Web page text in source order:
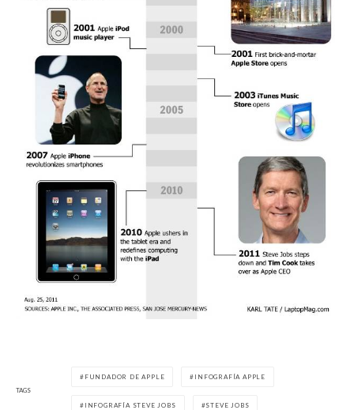
TAGS
FUNDADOR DE APPLE INFOGRAFÍA APPLE
INFOGRAFÍA STEVE JOBS STEVE JOBS